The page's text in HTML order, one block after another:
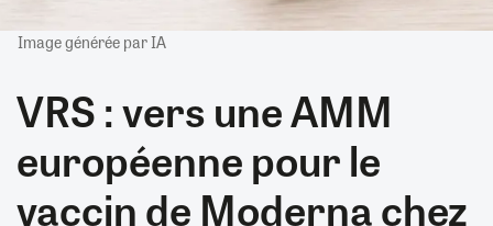
Image générée par IA
VRS : vers une AMM
européenne pour le
vaccin de Moderna chez